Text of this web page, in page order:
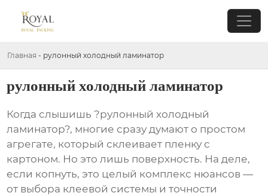
Главная - рулонный холодный ламинатор
рулонный холодный ламинатор
Когда слышишь ?рулонный холодный
ламинатор?, многие сразу думают о простом
агрегате, который склеивает пленку с
картоном. Но это лишь поверхность. На деле,
если копнуть, это целый комплекс нюансов —
от выбора клеевой системы и точности